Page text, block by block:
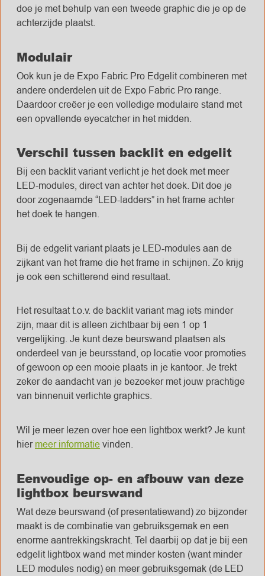
doe je met behulp van een tweede graphic die je op de
achterzijde plaatst.
Modulair
Ook kun je de Expo Fabric Pro Edgelit combineren met
andere onderdelen uit de Expo Fabric Pro range.
Daardoor creëer je een volledige modulaire stand met
een opvallende eyecatcher in het midden.
Verschil tussen backlit en edgelit
Bij een backlit variant verlicht je het doek met meer
LED-modules, direct van achter het doek. Dit doe je
door zogenaamde “LED-ladders” in het frame achter
het doek te hangen.
Bij de edgelit variant plaats je LED-modules aan de
zijkant van het frame die het frame in schijnen. Zo krijg
je ook een schitterend eind resultaat.
Het resultaat t.o.v. de backlit variant mag iets minder
zijn, maar dit is alleen zichtbaar bij een 1 op 1
vergelijking. Je kunt deze beurswand plaatsen als
onderdeel van je beursstand, op locatie voor promoties
of gewoon op een mooie plaats in je kantoor. Je trekt
zeker de aandacht van je bezoeker met jouw prachtige
van binnenuit verlichte graphics.
Wil je meer lezen over hoe een lightbox werkt? Je kunt
hier meer informatie vinden.
Eenvoudige op- en afbouw van deze
lightbox beurswand
Wat deze beurswand (of presentatiewand) zo bijzonder
maakt is de combinatie van gebruiksgemak en een
enorme aantrekkingskracht. Tel daarbij op dat je bij een
edgelit lightbox wand met minder kosten (want minder
LED modules nodig) en meer gebruiksgemak (de LED